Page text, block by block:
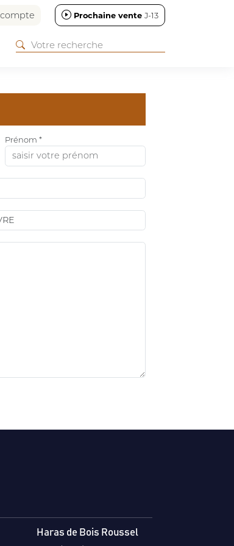
Prochaine vente J-13
Prénom *
Haras de Bois Roussel